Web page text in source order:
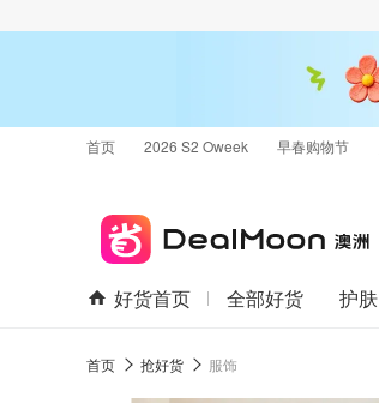
首页 2026 S2 Oweek 早春购物节
好货首页 全部好货 护肤
首页 抢好货 服饰